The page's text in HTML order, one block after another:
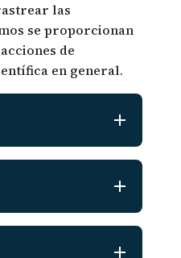
las
se proporcionan
de
en general.